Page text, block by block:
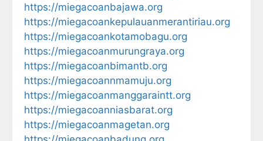
https://miegacoanbajawa.org
https://miegacoankepulauanmerantiriau.org
https://miegacoankotamobagu.org
https://miegacoanmurungraya.org
https://miegacoanbimantb.org
https://miegacoannmamuju.org
https://miegacoanmanggaraintt.org
https://miegacoanniasbarat.org
https://miegacoanmagetan.org